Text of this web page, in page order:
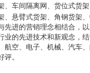
、车间隔离网、货位式货
悬臂式货架、角钢货架
先进的营销理念相结合，
业的先进技术和新观念，
航空、电子、机械、汽车
。